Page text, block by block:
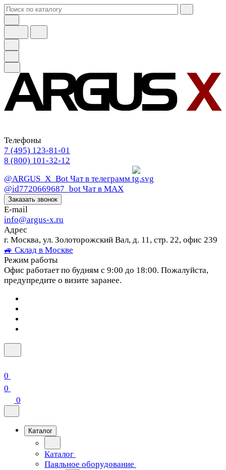
Телефоны
7 (495) 123-81-01
8 (800) 101-32-12
@ARGUS_X_Bot Чат в телеграмм
@id7720669687_bot Чат в МАХ
Заказать звонок
E-mail
info@argus-x.ru
Адрес
г. Москва, ул. Золоторожский Вал, д. 11, стр. 22, офис 239
🚙 Склад в Москве
Режим работы
Офис работает по будням с 9:00 до 18:00. Пожалуйста,
предупредите о визите заранее.
0
0
0
Каталог
Каталог
Паяльное оборудование